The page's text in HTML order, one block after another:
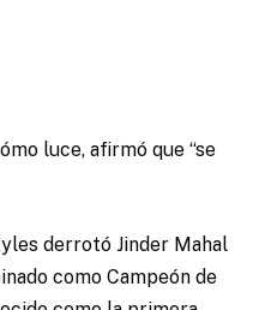
luce, afirmó que “se
derrotó Jinder Mahal
como Campeón de